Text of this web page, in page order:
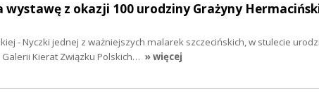
wystawę z okazji 100 urodziny Grażyny
- Nyczki jednej z ważniejszych malarek szczecińskich, w stulecie
Kierat Związku Polskich… » więcej